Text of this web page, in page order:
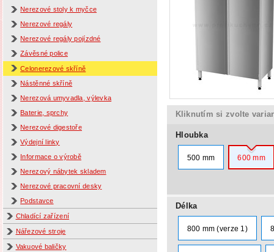
Nerezové stoly k myčce
Nerezové regály
Nerezové regály pojízdné
Závěsné police
Celonerezové skříně
Nástěnné skříně
Nerezová umyvadla, výlevka
Baterie, sprchy
Nerezové digestoře
Výdejní linky
Informace o výrobě
Nerezový nábytek skladem
Nerezové pracovní desky
Podstavce
Chladící zařízení
Nářezové stroje
Vakuové baličky
Kliknutím si zvolte
Hloubka
500 mm 600 mm
Délka
800 mm (verze 1)